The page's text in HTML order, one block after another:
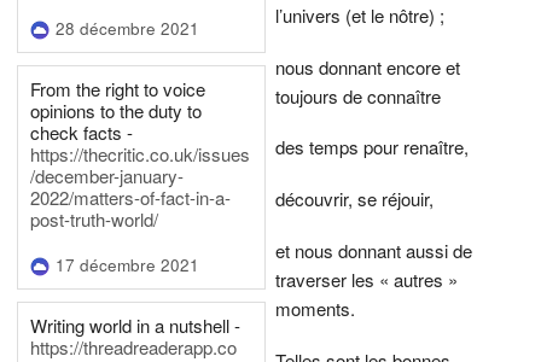
28 décembre 2021
From the right to voice
opinions to the duty to
check facts -
https://thecritic.co.uk/issues
/december-january-
2022/matters-of-fact-in-a-
post-truth-world/
17 décembre 2021
Writing world in a nutshell -
https://threadreaderapp.co
l’univers (et le nôtre) ;
nous donnant encore et
toujours de connaître
des temps pour renaître,
découvrir, se réjouir,
et nous donnant aussi de
traverser les « autres »
moments.